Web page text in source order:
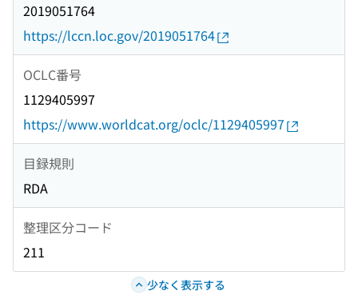
2019051764
https://lccn.loc.gov/2019051764
OCLC番号
1129405997
https://www.worldcat.org/oclc/1129405997
目録規則
RDA
整理区分コード
211
少なく表示する